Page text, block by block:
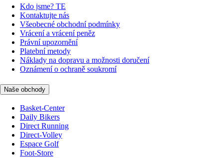
Kdo jsme? TE
Kontaktujte nás
Všeobecné obchodní podmínky
Vrácení a vrácení peněz
Právní upozornění
Platební metody
Náklady na dopravu a možnosti doručení
Oznámení o ochraně soukromí
Naše obchody
Basket-Center
Daily Bikers
Direct Running
Direct-Volley
Espace Golf
Foot-Store